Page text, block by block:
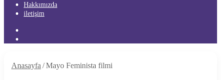
Hakkımızda
iletişim
Anasayfa /Mayo Feminista filmi